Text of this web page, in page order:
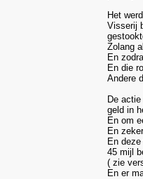
Het
Visserij
Zolang
En
En die
Andere
De
geld in
En om
En
En
45 mijl
( zie
En er